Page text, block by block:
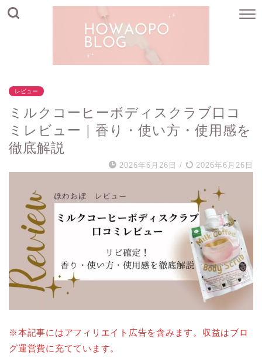
レビュー
ミルクコーヒーボディスクラブ口コ
ミレビュー｜香り・使い方・使用感を
徹底解説
2026年6月26日 / 2026年6月26日
※本記事にはアフィリエイト広告を含みます。収益はブロ
グ運営費に充てています。